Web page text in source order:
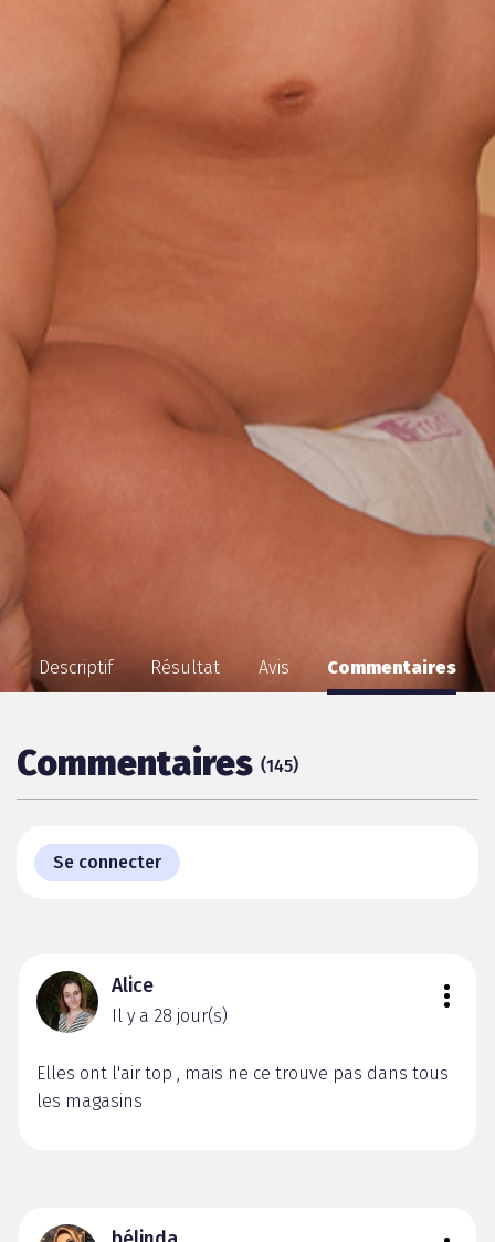
Descriptif Résultat Avis Commentaires
Commentaires (145)
Se connecter
Alice
Il y a 28 jour(s)
Elles ont l'air top , mais ne ce trouve pas dans tous
les magasins